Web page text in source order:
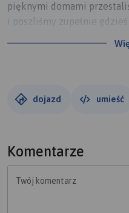
pięknymi domami
i poszliśmy zupełnie
trasa, dogłębnie oglądając
widoki były przepiękne.
powrotem do góry. Już bez
jakiejś chwili dotarliśmy do
dojazd umieść
Komentarze
Twój komentarz